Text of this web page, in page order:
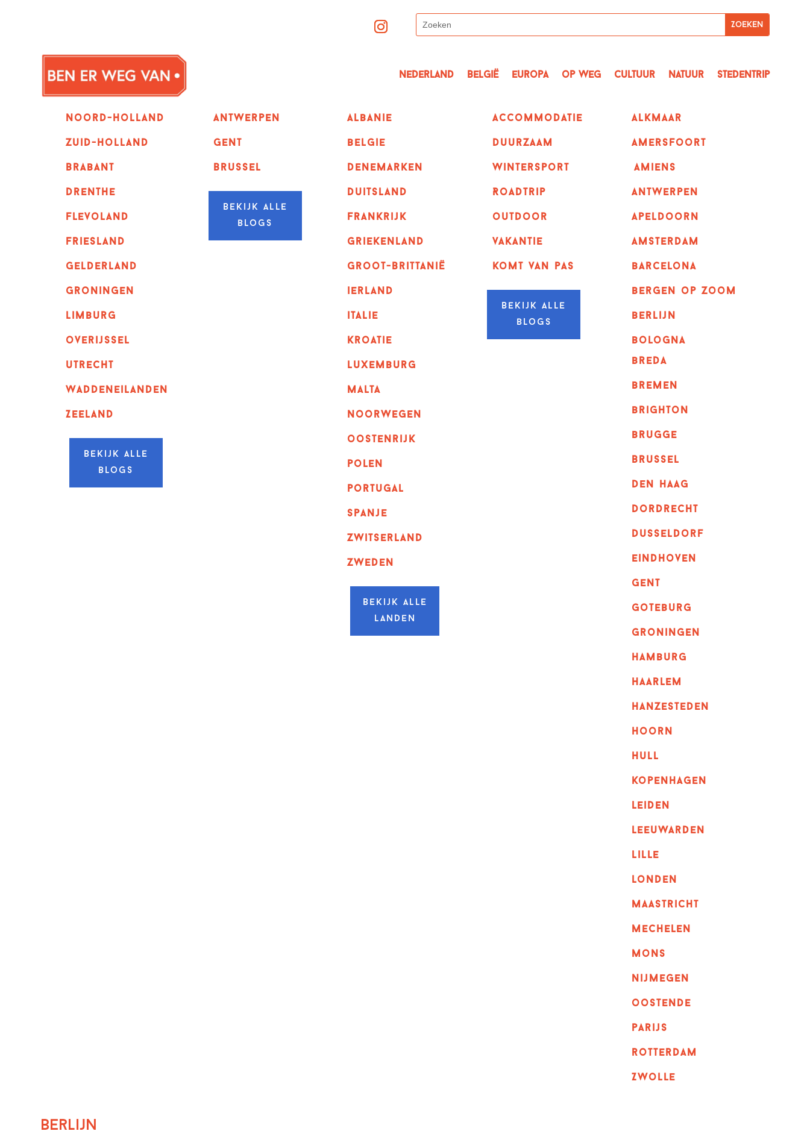
Nederland België Europa op Weg Cultuur Natuur Stedentrip
Noord-holland
zuid-holland
Brabant
Drenthe
Flevoland
Friesland
Gelderland
Groningen
Limburg
overijssel
utrecht
Waddeneilanden
Zeeland
Bekijk alle
blogs
Antwerpen
GENT
Brussel
Bekijk alle
blogs
albanie
belgie
denemarken
duitsland
frankrijk
griekenland
Groot-Brittanië
ierland
italie
kroatie
luxemburg
malta
noorwegen
oostenrijk
polen
portugal
spanje
zwitserland
zweden
Bekijk alle
landen
Accommodatie
Duurzaam
wintersport
Roadtrip
outdoor
vakantie
komt van pas
Bekijk alle
blogs
alkmaar
amersfoort
amiens
Antwerpen
apeldoorn
Amsterdam
barcelona
bergen op zoom
berlijn
bologna
breda
bremen
brighton
brugge
Brussel
Den haag
dordrecht
dusseldorf
eindhoven
GENT
goteburg
groningen
hamburg
haarlem
hanzesteden
hoorn
hull
kopenhagen
leiden
leeuwarden
lille
londen
maastricht
mechelen
mons
nijmegen
oostende
parijs
rotterdam
Zwolle
Berlijn